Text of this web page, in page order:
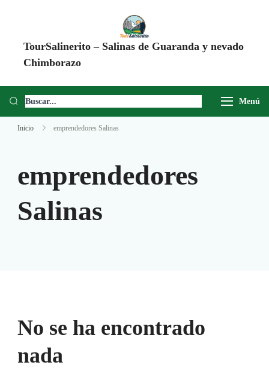
TourSalinerito – Salinas de Guaranda y nevado
Chimborazo
Chimborazo, Minas de Sal, Quesera El Salinerito, Chocolates El
Menú
Inicio emprendedores Salinas
emprendedores
Salinas
No se ha encontrado
nada